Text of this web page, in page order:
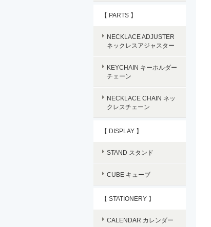
【 PARTS 】
NECKLACE ADJUSTER
ネックレスアジャスター
KEYCHAIN キーホルダー
チェーン
NECKLACE CHAIN ネッ
クレスチェーン
【 DISPLAY 】
STAND スタンド
CUBE キューブ
【 STATIONERY 】
CALENDAR カレンダー